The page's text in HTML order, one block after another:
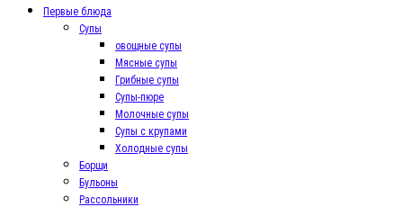
Первые блюда
Супы
овощные супы
Мясные супы
Грибные супы
Супы-пюре
Молочные супы
Супы с крупами
Холодные супы
Борщи
Бульоны
Рассольники